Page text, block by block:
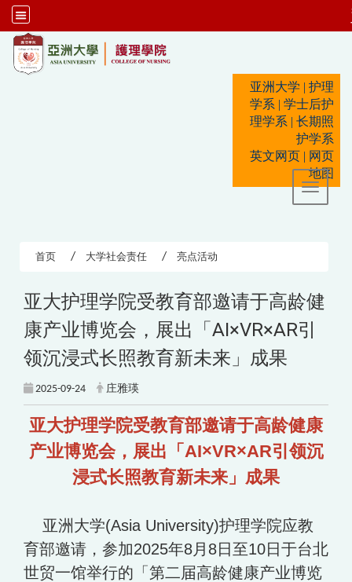
亚洲大学 | 护理
学系 | 学士后护
理学系 | 长期照
护学系
英文网页 | 网页
地图
Toggle
首页 大学社会责任 亮点活动
亚大护理学院受教育部邀请于高龄健
康产业博览会，展出「AI×VR×AR引
领沉浸式长照教育新未来」成果
2025-09-24 庄雅瑛
亚大护理学院受教育部邀请于高龄健康
产业博览会，展出「AI×VR×AR引领沉
浸式长照教育新未来」成果
亚洲大学(Asia University)护理学院应教
育部邀请，参加2025年8月8日至10日于台北
世贸一馆举行的「第二届高龄健康产业博览